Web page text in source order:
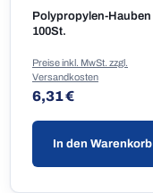
Polypropylen-Hauben
100St.
Regulärer Preis:
6,31 €
Preise inkl. MwSt. zzgl.
Versandkosten
In den Warenkorb